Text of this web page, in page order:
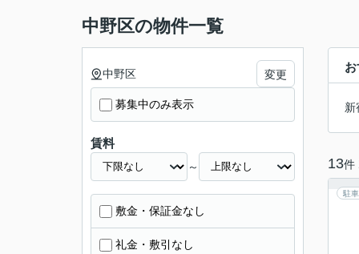
中野区の物件一覧
新
13件
駐
中野区 変更
募集中のみ表示
賃料
～
敷金・保証金なし
礼金・敷引なし